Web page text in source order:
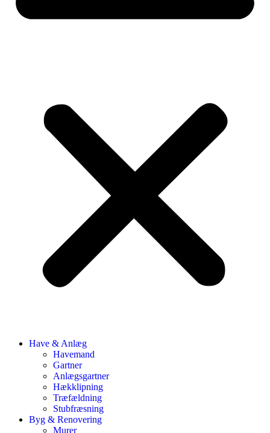
Have & Anlæg
Havemand
Gartner
Anlægsgartner
Hækklipning
Træfældning
Stubfræsning
Byg & Renovering
Murer